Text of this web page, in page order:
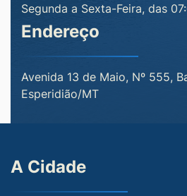
Segunda a Sexta-Feira, das
Endereço
Avenida 13 de Maio, Nº 555,
Esperidião/MT
A Cidade